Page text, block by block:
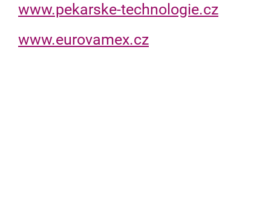
www.pekarske-technologie.cz
www.eurovamex.cz